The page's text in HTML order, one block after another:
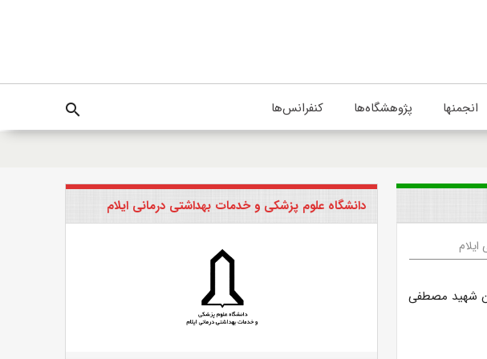
انجمنها پژوهشگاه‌ها کنفرانس‌ها search
شهید مصطفی
دانشگاه علوم پزشکی و خدمات بهداشتی درمانی ایلام